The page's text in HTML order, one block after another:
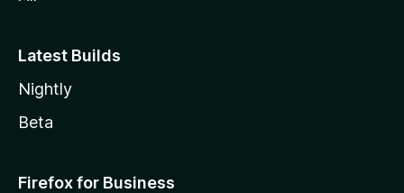
Latest Builds
Nightly
Beta
Firefox for Business